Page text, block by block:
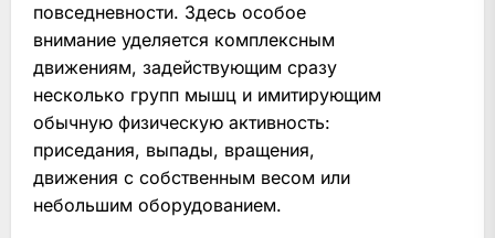
повседневности. Здесь особое
внимание уделяется комплексным
движениям, задействующим сразу
несколько групп мышц и имитирующим
обычную физическую активность:
приседания, выпады, вращения,
движения с собственным весом или
небольшим оборудованием.